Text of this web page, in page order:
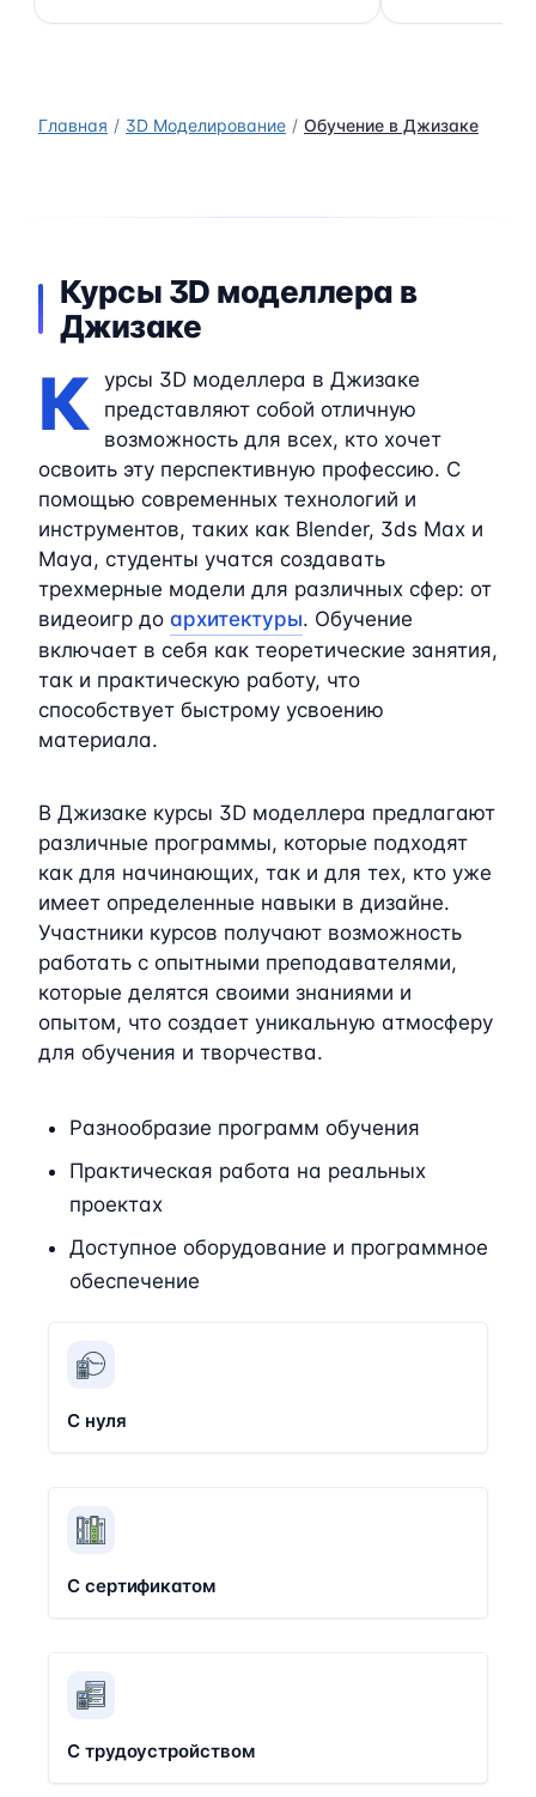
Главная 3D Моделирование Обучение в Джизаке
Курсы 3D моделлера в
Джизаке
К
урсы 3D моделлера в Джизаке
представляют собой отличную
возможность для всех, кто хочет
освоить эту перспективную профессию. С
помощью современных технологий и
инструментов, таких как Blender, 3ds Max и
Maya, студенты учатся создавать
трехмерные модели для различных сфер: от
видеоигр до архитектуры. Обучение
включает в себя как теоретические занятия,
так и практическую работу, что
способствует быстрому усвоению
материала.
В Джизаке курсы 3D моделлера предлагают
различные программы, которые подходят
как для начинающих, так и для тех, кто уже
имеет определенные навыки в дизайне.
Участники курсов получают возможность
работать с опытными преподавателями,
которые делятся своими знаниями и
опытом, что создает уникальную атмосферу
для обучения и творчества.
Разнообразие программ обучения
Практическая работа на реальных
проектах
Доступное оборудование и программное
обеспечение
С нуля
С сертификатом
С трудоустройством